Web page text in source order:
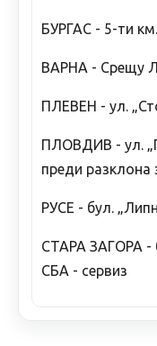
БУРГАС - 5-ти
ВАРНА - Срещу
ПЛЕВЕН - ул.
ПЛОВДИВ - ул.
преди разклона
РУСЕ - бул.
СТАРА ЗАГОРА -
СБА - сервиз